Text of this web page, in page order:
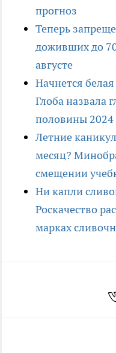
прогноз
Теперь
доживших до
августе
Начнется
Глоба назвала
половины 2024
Летние
месяц?
смещении
Ни капли
Роскачество
марках